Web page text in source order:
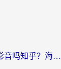
国外可以看央视影音吗知乎？海外党亲测有效的回国加速方案